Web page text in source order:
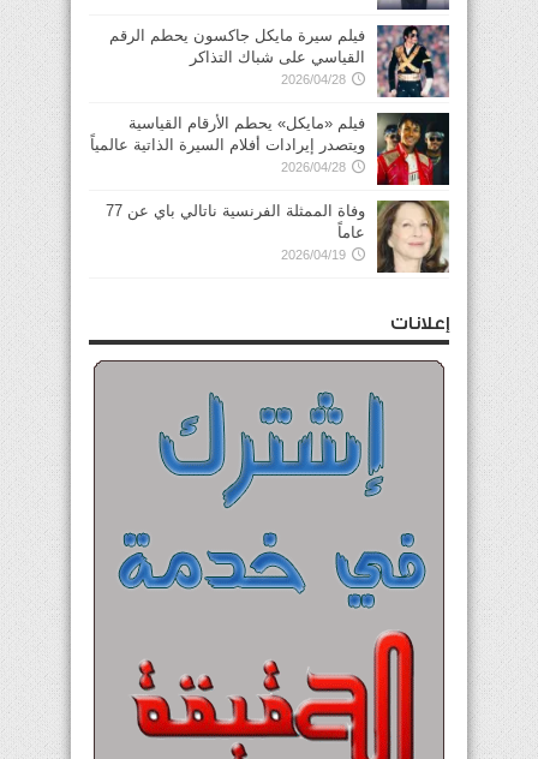
فيلم سيرة مايكل جاكسون يحطم الرقم
القياسي على شباك التذاكر
2026/04/28
فيلم «مايكل» يحطم الأرقام القياسية
ويتصدر إيرادات أفلام السيرة الذاتية عالمياً
2026/04/28
وفاة الممثلة الفرنسية ناتالي باي عن 77
عاماً
2026/04/19
إعلانات